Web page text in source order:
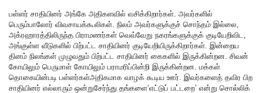
பள்ளர் சாதியினர் அங்கே அதிகளவில் வசிக்கிறார்கள். அவர்களில்
பெரும்பாலோர் விவசாயக்கூலிகள். நிலம் அவர்களுக்குச் சொந்தம் இல்லை,
அக்ரஹாரத்திலிருந்த பிராமணர்கள் வெவ்வேறு நகரங்களுக்குக் குடியேறிவிட,
அங்குள்ள வீடுகளில் பிற்பட்ட சாதியினர் குடியேறியிருக்கிறார்கள். இன்றைய
தினம் நிலங்கள் முழுவதும் பிற்பட்ட சாதியினர் கைகளில் இருக்கின்றன. சிவன்
கோயிலும் பெருமாள் கோயிலும் பராமரிப்பின்றி இருக்கின்றன. மக்கள்
தொகையின்படி பள்ளர்கள்அதிகமாக வாழக் கூடிய ஊர். இவர்களைத் தவிர பிற
சாதியினர் எல்லாரும் ஒன்றுசேர்ந்து தங்களை‘எட்டுப் பட்டறை’ என்று சொல்லிக்